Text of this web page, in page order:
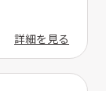
詳細を見る